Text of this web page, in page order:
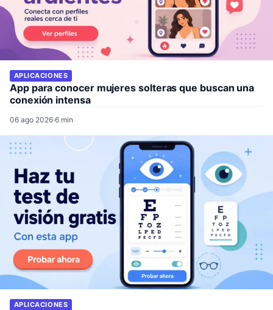
APLICACIONES
App para conocer mujeres solteras que buscan una
conexión intensa
06 ago 2026·6 min
APLICACIONES